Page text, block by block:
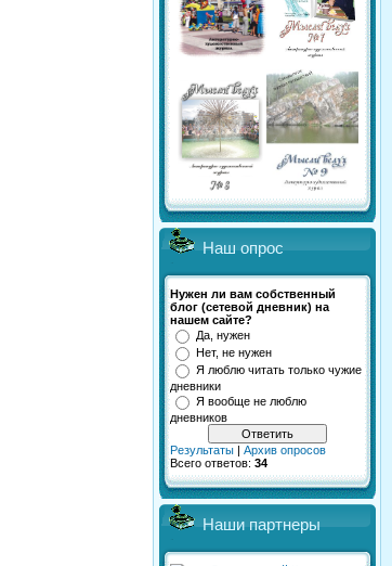
Наш опрос
Нужен ли вам собственный
блог (сетевой дневник) на
нашем сайте?
Да, нужен
Нет, не нужен
Я люблю читать только чужие
дневники
Я вообще не люблю
дневников
Результаты
Архив опросов
Всего ответов: 34
Наши партнеры